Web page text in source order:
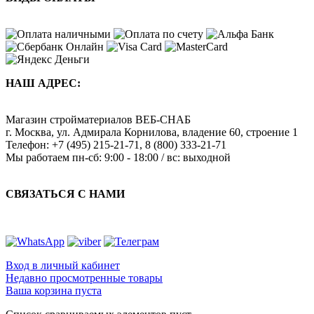
НАШ АДРЕС:
Магазин стройматериалов ВЕБ-СНАБ
г. Москва, ул. Адмирала Корнилова, владение 60, строение 1
Телефон: +7 (495) 215-21-71 , 8 (800) 333-21-71
Мы работаем пн-сб: 9:00 - 18:00 / вс: выходной
СВЯЗАТЬСЯ С НАМИ
Вход в личный кабинет
Недавно просмотренные товары
Ваша корзина пуста